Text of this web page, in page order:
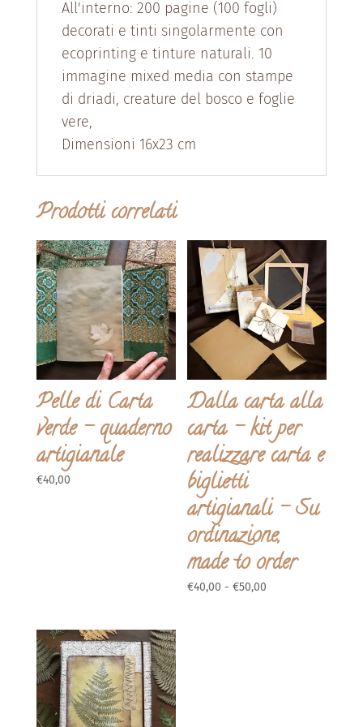
All'interno: 200 pagine (100 fogli)
decorati e tinti singolarmente con
ecoprinting e tinture naturali. 10
immagine mixed media con stampe
di driadi, creature del bosco e foglie
vere,
Dimensioni 16x23 cm
Prodotti correlati
Pelle di Carta
verde – quaderno
artigianale
€40,00
Dalla carta alla
carta – kit per
realizzare carta e
biglietti
artigianali – Su
ordinazione,
made to order
€40,00 - €50,00